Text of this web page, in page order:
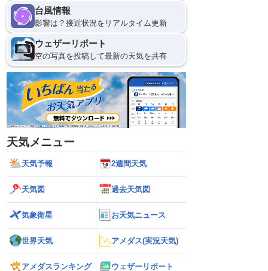
台風情報
影響は？接近状況をリアルタイム更新
ウェザーリポート
空の写真を投稿して最新の天気を共有
天気メニュー
天気予報 2週間天気
天気図 過去天気図
気象衛星 お天気ニュース
世界天気 アメダス(実況天気)
アメダスランキング ウェザーリポート